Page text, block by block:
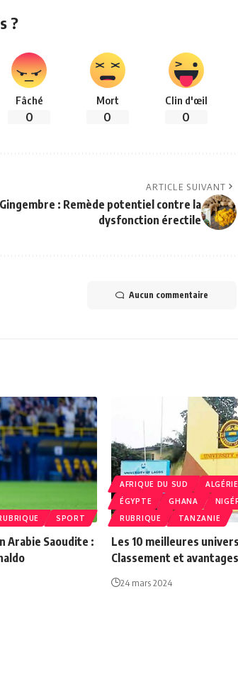
?
Fâché
0
Mort
0
Clin d'œil
0
ARTICLE SUIVANT
Gingembre : Remède potentiel contre la
dysfonction érectile
Aucun commentaire
SPORT
Arabie Saoudite :
AFRIQUE DU‍ SUD ALGÉRIE
ÉGYPTE
GHANA
RUBRIQUE
TANZANIE
Les 10 meilleures
Classement et avantages
24 mars 2024